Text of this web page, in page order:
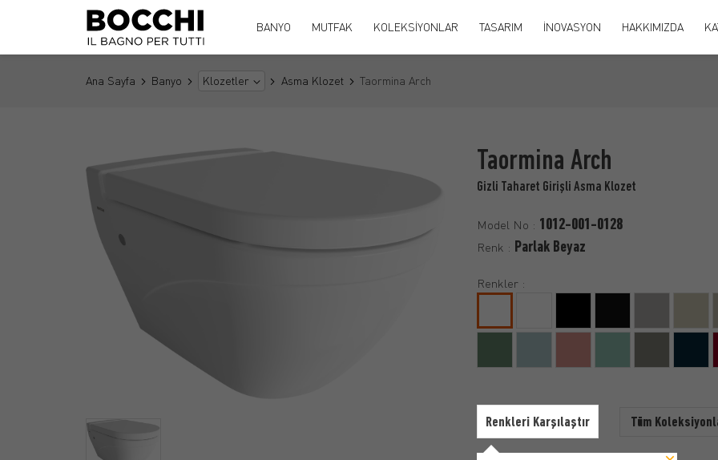
BANYO MUTFAK KOLEKSİYONLAR TASARIM İNOVASYON HAKKIMIZDA
Ana Sayfa Banyo Klozetler Asma Klozet Taormina Arch
Taormina Arch
Gizli Taharet Girişli Asma Klozet
Model No : 1012-001-0128
Renk : Parlak Beyaz
Renkler :
Renkleri Karşılaştır Tüm